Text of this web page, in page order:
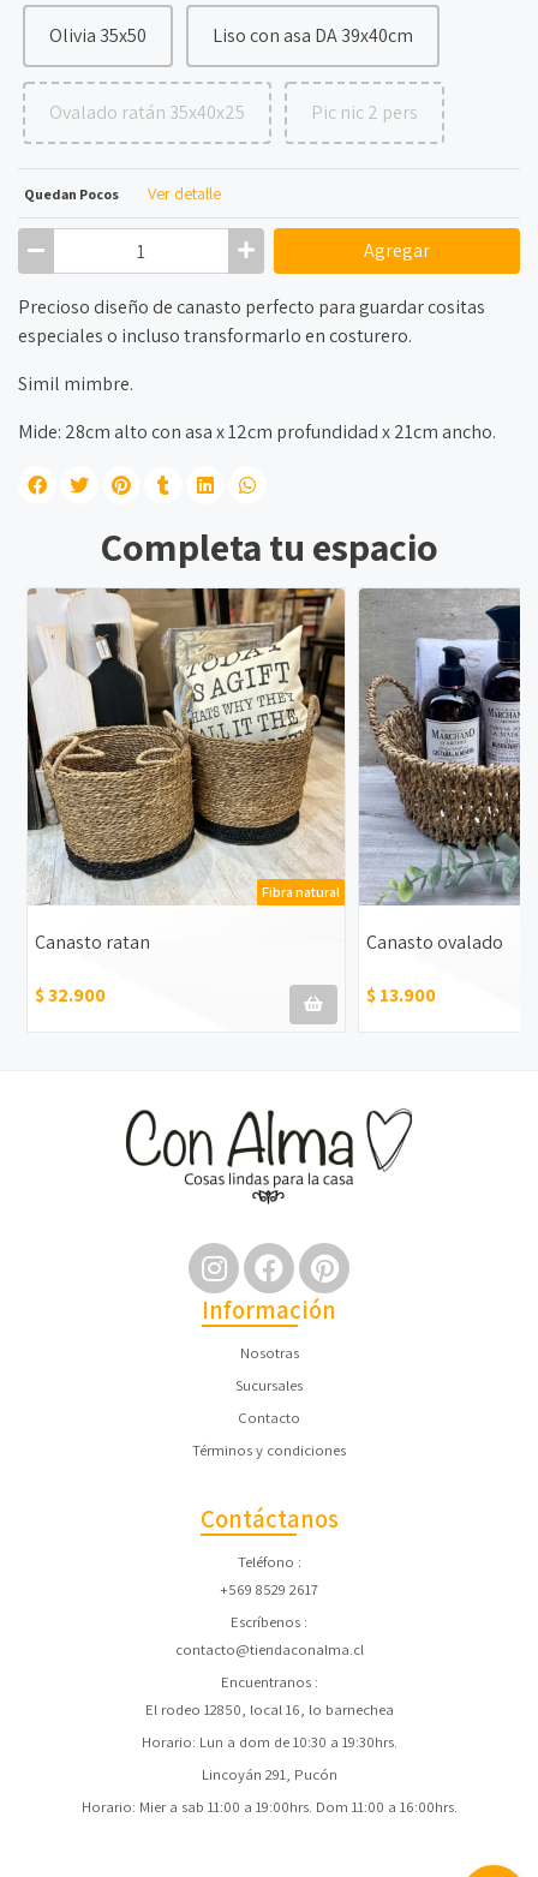
Olivia 35x50 Liso con asa DA 39x40cm
Ovalado ratán 35x40x25 Pic nic 2 pers
Quedan Pocos Ver detalle
Agregar
Precioso diseño de canasto perfecto para guardar cositas
especiales o incluso transformarlo en costurero.
Simil mimbre.
Mide: 28cm alto con asa x 12cm profundidad x 21cm ancho.
Completa tu espacio
Fibra natural
Canasto ratan
$ 32.900
Canasto ovalado
$ 13.900
Información
Nosotras
Sucursales
Contacto
Términos y condiciones
Contáctanos
Teléfono
+569 8529 2617
Escríbenos
contacto@tiendaconalma.cl
Encuentranos
El rodeo 12850, local 16, lo barnechea
Horario: Lun a dom de 10:30 a 19:30hrs.
Lincoyán 291, Pucón
Horario: Mier a sab 11:00 a 19:00hrs. Dom 11:00 a 16:00hrs.